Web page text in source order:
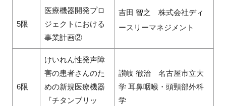
5限
医療機器開発プロ
ジェクトにおける
事業計画②
吉田 智之 株式会社ディ
ースリーマネジメント
6限
けいれん性発声障
害の患者さんのた
めの新規医療機器
『チタンブリッ
讃岐 徹治 名古屋市立大
学 耳鼻咽喉・頭頸部外科
学